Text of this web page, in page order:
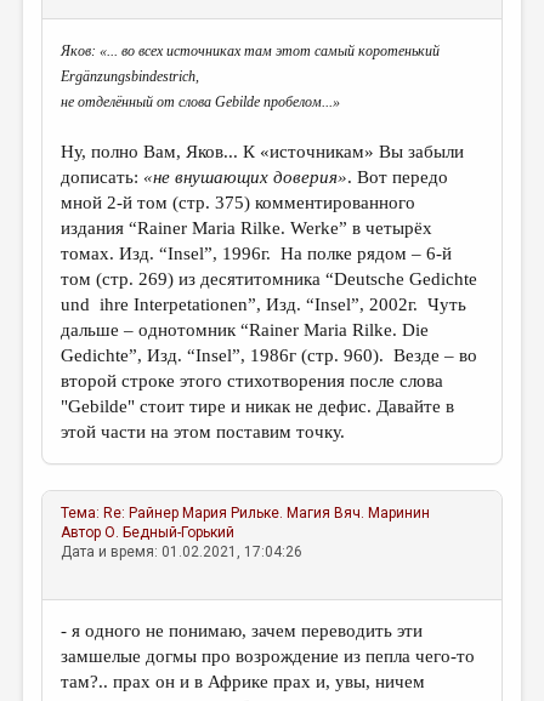
Яков: «...во всех источниках там этот самый коротенький
Еrgänzungsbindestrich,
не отделённый от словаGebilde пробелом...»
Ну, полно Вам, Яков... К «источникам» Вы забыли
дописать: «не внушающих доверия». Вот передо
мной 2-й том (стр. 375) комментированного
издания “Rainer Maria Rilke. Werke” в четырёх
томах. Изд. “Insel”, 1996г. На полке рядом – 6-й
том (стр. 269) из десятитомника “Deutsche Gedichte
und ihre Interpetationen”, Изд. “Insel”, 2002г. Чуть
дальше – однотомник “Rainer Maria Rilke. Die
Gedichte”, Изд. “Insel”, 1986г (стр. 960). Везде – во
второй строке этого стихотворения после слова
"Gebilde" стоит тире и никак не дефис. Давайте в
этой части на этом поставим точку.
Тема: Re: Райнер Мария Рильке. Магия Вяч. Маринин
АвторО. Бедный-Горький
Дата и время: 01.02.2021, 17:04:26
- я одного не понимаю, зачем переводить эти
замшелые догмы про возрождение из пепла чего-то
там?.. прах он и в Африке прах и, увы, ничем